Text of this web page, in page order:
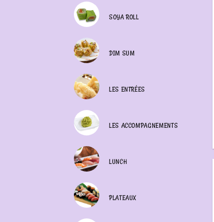
SOYA ROLL
DIM SUM
LES ENTRÉES
LES ACCOMPAGNEMENTS
LUNCH
PLATEAUX